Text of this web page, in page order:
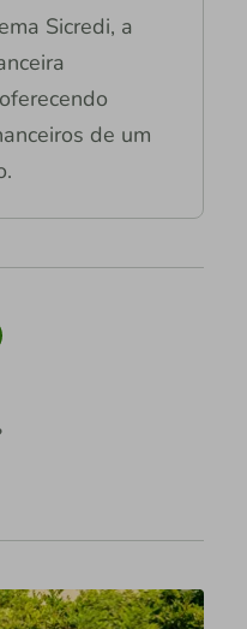
Sicredi, a
de um